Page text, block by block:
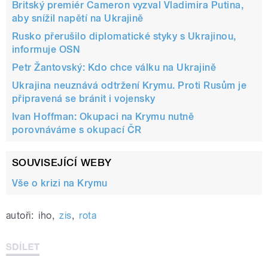
Britský premiér Cameron vyzval Vladimira Putina,
aby snížil napětí na Ukrajině
Rusko přerušilo diplomatické styky s Ukrajinou,
informuje OSN
Petr Žantovský: Kdo chce válku na Ukrajině
Ukrajina neuznává odtržení Krymu. Proti Rusům je
připravená se bránit i vojensky
Ivan Hoffman: Okupaci na Krymu nutně
porovnáváme s okupací ČR
SOUVISEJÍCÍ WEBY
Vše o krizi na Krymu
autoři: iho, zis, rota